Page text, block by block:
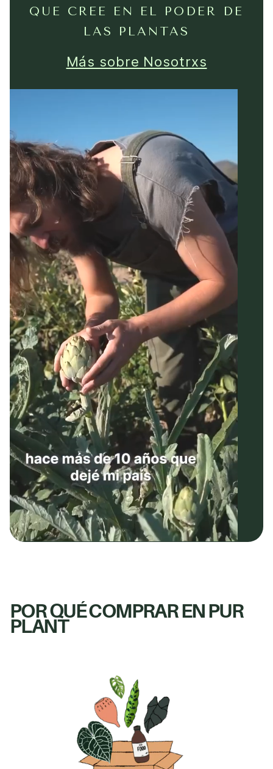
QUE CREE EN EL PODER DE
LAS PLANTAS
Más sobre Nosotrxs
POR QUÉ COMPRAR EN PUR
PLANT